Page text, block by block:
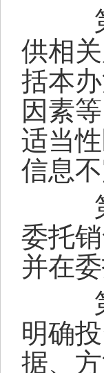
第
供相
括本
因素
适当
信息
第
委托
并在
第
明确
据、